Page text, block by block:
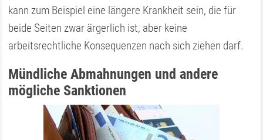
kann zum Beispiel eine längere Krankheit sein, die für
beide Seiten zwar ärgerlich ist, aber keine
arbeitsrechtliche Konsequenzen nach sich ziehen darf.
Mündliche Abmahnungen und andere
mögliche Sanktionen